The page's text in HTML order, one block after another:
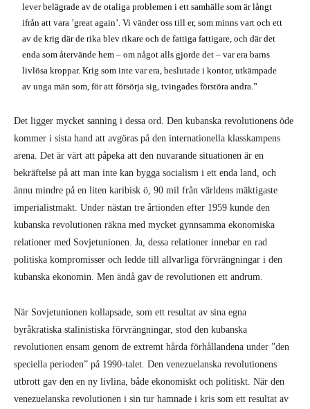
lever belägrade av de otaliga problemen i ett samhälle som är långt
ifrån att vara ’great again’. Vi vänder oss till er, som minns vart och ett
av de krig där de rika blev rikare och de fattiga fattigare, och där det
enda som återvände hem – om något alls gjorde det – var era barns
livlösa kroppar. Krig som inte var era, beslutade i kontor, utkämpade
av unga män som, för att försörja sig, tvingades förstöra andra.”
Det ligger mycket sanning i dessa ord. Den kubanska revolutionens öde
kommer i sista hand att avgöras på den internationella klasskampens
arena. Det är värt att påpeka att den nuvarande situationen är en
bekräftelse på att man inte kan bygga socialism i ett enda land, och
ännu mindre på en liten karibisk ö, 90 mil från världens mäktigaste
imperialistmakt. Under nästan tre årtionden efter 1959 kunde den
kubanska revolutionen räkna med mycket gynnsamma ekonomiska
relationer med Sovjetunionen. Ja, dessa relationer innebar en rad
politiska kompromisser och ledde till allvarliga förvrängningar i den
kubanska ekonomin. Men ändå gav de revolutionen ett andrum.
När Sovjetunionen kollapsade, som ett resultat av sina egna
byråkratiska stalinistiska förvrängningar, stod den kubanska
revolutionen ensam genom de extremt hårda förhållandena under ”den
speciella perioden” på 1990-talet. Den venezuelanska revolutionens
utbrott gav den en ny livlina, både ekonomiskt och politiskt. När den
venezuelanska revolutionen i sin tur hamnade i kris som ett resultat av